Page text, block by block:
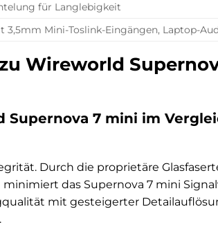
für Langlebigkeit
Mini-Toslink-Eingängen, Laptop-
Wireworld
7 mini im
Durch die proprietäre
das Supernova 7 mini
mit gesteigerter